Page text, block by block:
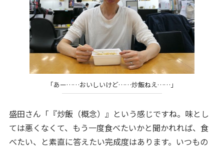
「あー……おいしいけど……炒飯ねえ……」
盛田さん「『炒飯（概念）』という感じですね。味とし
ては悪くなくて、もう一度食べたいかと聞かれれば、食
べたい、と素直に答えたい完成度はあります。いつもの